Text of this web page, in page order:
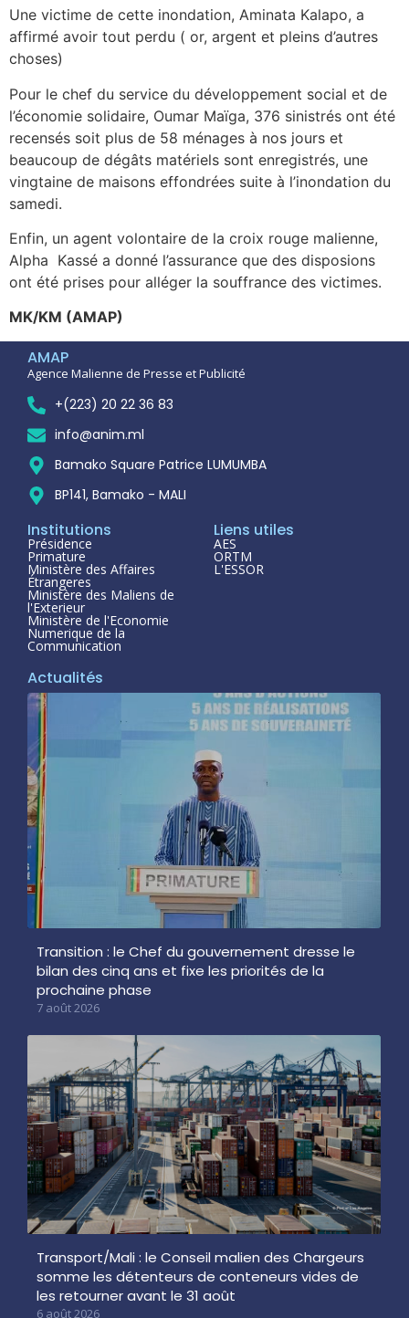
Une victime de cette inondation, Aminata Kalapo, a
affirmé avoir tout perdu ( or, argent et pleins d’autres
choses)
Pour le chef du service du développement social et de
l’économie solidaire, Oumar Maïga, 376 sinistrés ont été
recensés soit plus de 58 ménages à nos jours et
beaucoup de dégâts matériels sont enregistrés, une
vingtaine de maisons effondrées suite à l’inondation du
samedi.
Enfin, un agent volontaire de la croix rouge malienne,
Alpha Kassé a donné l’assurance que des disposions
ont été prises pour alléger la souffrance des victimes.
MK/KM (AMAP)
AMAP
Agence Malienne de Presse et Publicité
+(223) 20 22 36 83
info@anim.ml
Bamako Square Patrice LUMUMBA
BP141, Bamako - MALI
Institutions
Présidence
Primature
Ministère des Affaires
Étrangeres
Ministère des Maliens de
l'Exterieur
Ministère de l'Economie
Numerique de la
Communication
Liens utiles
AES
ORTM
L'ESSOR
Actualités
Transition : le Chef du gouvernement dresse le
bilan des cinq ans et fixe les priorités de la
prochaine phase
7 août 2026
Transport/Mali : le Conseil malien des Chargeurs
somme les détenteurs de conteneurs vides de
les retourner avant le 31 août
6 août 2026